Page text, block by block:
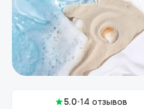
5.0•14 отзывов